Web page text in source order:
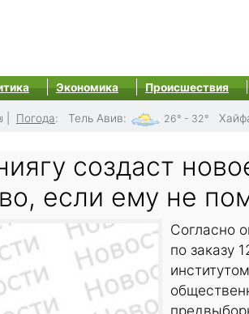
Экономика Происшествия
Погода: Тель Авив: 26° - 32°
создаст
если ему не
Согласно
по заказу